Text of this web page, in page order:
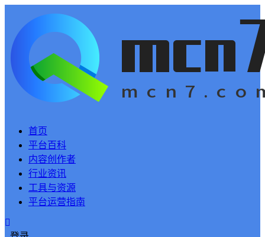
首页
平台百科
内容创作者
行业资讯
工具与资源
平台运营指南